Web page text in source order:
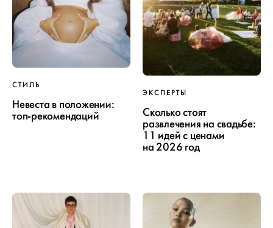
СТИЛЬ
Невеста в положении:
топ-рекомендаций
ЭКСПЕРТЫ
Сколько стоят
развлечения на свадьбе:
11 идей с ценами
на 2026 год